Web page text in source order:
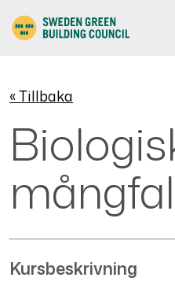
« Tillbaka
Kursbeskrivning